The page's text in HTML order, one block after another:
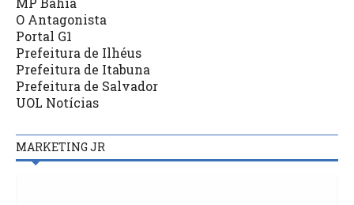
O Antagonista
Portal G1
Prefeitura de Ilhéus
Prefeitura de Itabuna
Prefeitura de Salvador
UOL Notícias
MARKETING JR